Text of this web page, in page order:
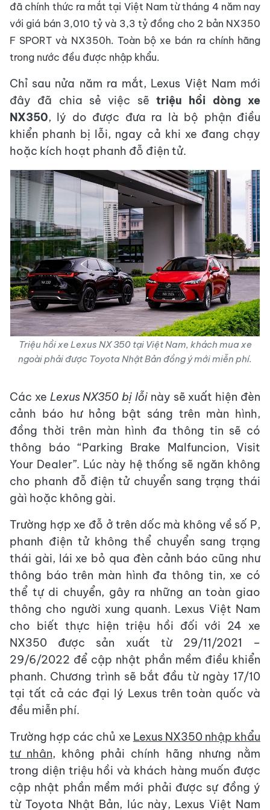
đã chính thức ra mắt tại Việt Nam từ tháng 4 năm nay
với giá bán 3,010 tỷ và 3,3 tỷ đồng cho 2 bản NX350
F SPORT và NX350h. Toàn bộ xe bán ra chính hãng
trong nước đều được nhập khẩu.
Chỉ sau nửa năm ra mắt, Lexus Việt Nam mới
đây đã chia sẻ việc sẽ triệu hồi dòng xe
NX350, lý do được đưa ra là bộ phận điều
khiển phanh bị lỗi, ngay cả khi xe đang chạy
hoặc kích hoạt phanh đỗ điện tử.
Triệu hồi xe Lexus NX 350 tại Việt Nam, khách mua xe
ngoài phải được Toyota Nhật Bản đồng ý mới miễn phí.
Các xe Lexus NX350 bị lỗi này sẽ xuất hiện đèn
cảnh báo hư hỏng bật sáng trên màn hình,
đồng thời trên màn hình đa thông tin sẽ có
thông báo “Parking Brake Malfuncion, Visit
Your Dealer”. Lúc này hệ thống sẽ ngăn không
cho phanh đỗ điện tử chuyển sang trạng thái
gàì hoặc không gài.
Trường hợp xe đỗ ở trên dốc mà không về số P,
phanh điện tử không thể chuyển sang trạng
thái gài, lái xe bỏ qua đèn cảnh báo cũng như
thông báo trên màn hình đa thông tin, xe có
thể tự di chuyển, gây ra những an toàn giao
thông cho người xung quanh. Lexus Việt Nam
cho biết thực hiện triệu hồi đối với 24 xe
NX350 được sản xuất từ 29/11/2021 –
29/6/2022 để cập nhật phần mềm điều khiển
phanh. Chương trình sẽ bắt đầu từ ngày 17/10
tại tất cả các đại lý Lexus trên toàn quốc và
đều miễn phí.
Trường hợp các chủ xe Lexus NX350 nhập khẩu
tư nhân, không phải chính hãng nhưng nằm
trong diện triệu hồi và khách hàng muốn được
cập nhật phần mềm mới phải được sự đồng ý
từ Toyota Nhật Bản, lúc này, Lexus Việt Nam